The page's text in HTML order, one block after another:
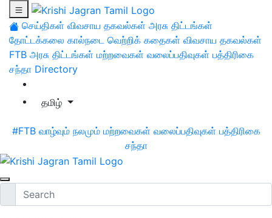
செய்திகள் விவசாய தகவல்கள் அரசு திட்டங்கள்
தோட்டக்கலை கால்நடை வெற்றிக் கதைகள் விவசாய தகவல்கள்
FTB அரசு திட்டங்கள் மற்றவைகள் வலைப்பதிவுகள் பத்திரிகை
சந்தா Directory
தமிழ்
#FTB வாழ்வும் நலமும் மற்றவைகள் வலைப்பதிவுகள் பத்திரிகை
சந்தா